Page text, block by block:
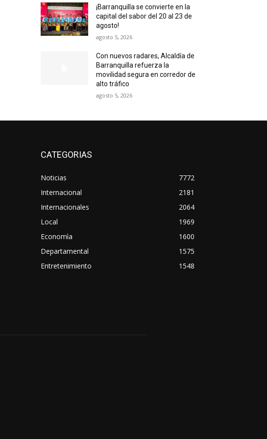
¡Barranquilla se convierte en la
capital del sabor del 20 al 23 de
agosto!
agosto 5, 2026
Con nuevos radares, Alcaldía de
Barranquilla refuerza la
movilidad segura en corredor de
alto tráfico
agosto 5, 2026
CATEGORIAS
Noticias
7772
Internacional
2181
Internacionales
2064
Local
1969
Economìa
1600
Departamental
1575
Entretenimiento
1548